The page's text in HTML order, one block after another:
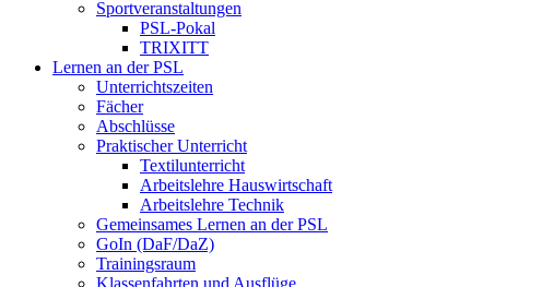
Sportveranstaltungen
PSL-Pokal
TRIXITT
Lernen an der PSL
Unterrichtszeiten
Fächer
Abschlüsse
Praktischer Unterricht
Textilunterricht
Arbeitslehre Hauswirtschaft
Arbeitslehre Technik
Gemeinsames Lernen an der PSL​
GoIn (DaF/DaZ)
Trainingsraum
Klassenfahrten und Ausflüge